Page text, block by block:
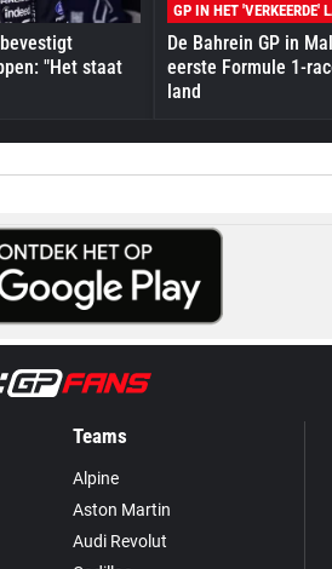
"Het staat
GP IN HET 'VERKEERDE'
De Bahrein GP in
eerste Formule 1-
land
Teams
Alpine
Aston Martin
Audi Revolut